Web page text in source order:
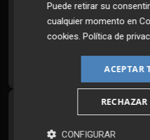
Suscríbete
Todos los días a
Síguenos
Plaza Podcast,
Puede retirar su
cualquier momento en
cookies.Política de
ACEPTAR
CONFIGURAR